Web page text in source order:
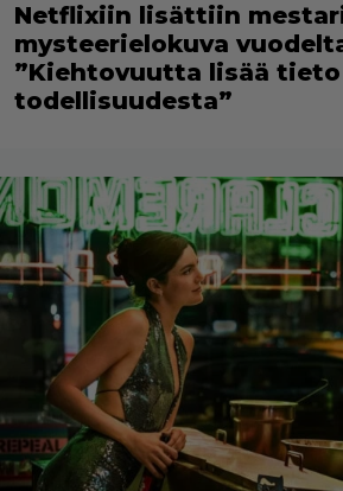
Netflixiin lisättiin
mysteerielokuva
”Kiehtovuutta lisää
todellisuudesta”